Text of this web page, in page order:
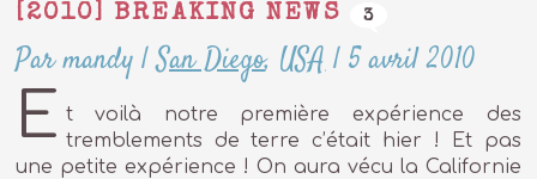
[2010] BREAKING NEWS 3
Par mandy |San Diego, USA|5 avril 2010
E t voilà notre première expérience des
tremblements de terre c’était hier ! Et pas
une petite expérience ! On aura vécu la Californie